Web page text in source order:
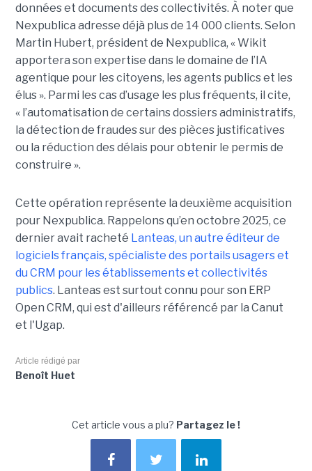
données et documents des collectivités. À noter que
Nexpublica adresse déjà plus de 14 000 clients. Selon
Martin Hubert, président de Nexpublica, « Wikit
apportera son expertise dans le domaine de l’IA
agentique pour les citoyens, les agents publics et les
élus ». Parmi les cas d’usage les plus fréquents, il cite,
« l’automatisation de certains dossiers administratifs,
la détection de fraudes sur des pièces justificatives
ou la réduction des délais pour obtenir le permis de
construire ».
Cette opération représente la deuxième acquisition
pour Nexpublica. Rappelons qu’en octobre 2025, ce
dernier avait racheté Lanteas, un autre éditeur de
logiciels français, spécialiste des portails usagers et
du CRM pour les établissements et collectivités
publics. Lanteas est surtout connu pour son ERP
Open CRM, qui est d'ailleurs référencé par la Canut
et l'Ugap.
Article rédigé par
Benoît Huet
Cet article vous a plu? Partagez le !